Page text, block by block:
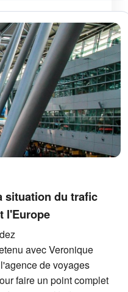
situation du trafic
l'Europe
avec Veronique
de voyages
faire un point complet